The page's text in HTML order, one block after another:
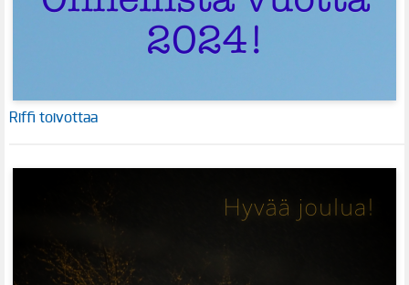
Riffi toivottaa